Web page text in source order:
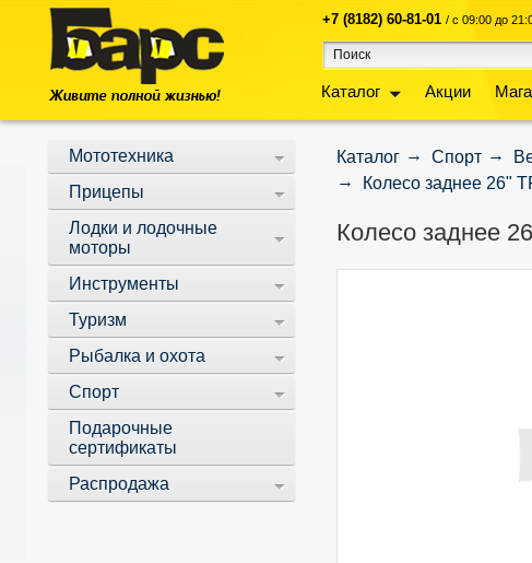
+7 (8182) 60-81-01 / с 09:00 до
Каталог Акции
Мототехника
Прицепы
Лодки и лодочные
моторы
Инструменты
Туризм
Рыбалка и охота
Спорт
Подарочные
сертификаты
Распродажа
Каталог Спорт
Колесо заднее 26"
Колесо заднее